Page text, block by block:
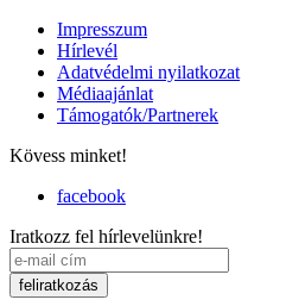
Impresszum
Hírlevél
Adatvédelmi nyilatkozat
Médiaajánlat
Támogatók/Partnerek
Kövess minket!
facebook
Iratkozz fel hírlevelünkre!